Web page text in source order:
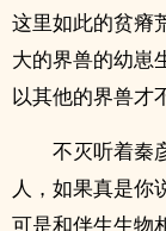
这里如此的贫瘠
大的界兽的幼崽
以其他的界兽才
不灭听着秦
人，如果真是你
可是和伴生生物